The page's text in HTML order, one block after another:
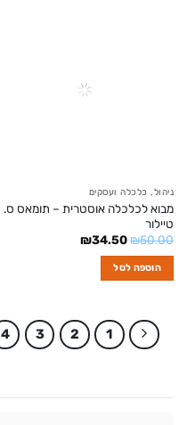
ניהול, כלכלה ועסקים
מבוא לכלכלה אוסטרית – תומאס ס.
טיילור
₪50.00
המחיר
היה:
₪50.00.
₪34.50
המחיר
הוספה לסל
1
2
3
4